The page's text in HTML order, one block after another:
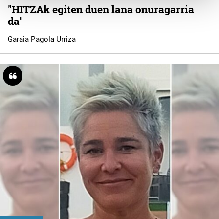
Guk eta gure bazkideek zure datu pertsonalak
prozesatzen ditugu, zure IP zenbakia, besteak beste,
neurtzeko, jendeari buruzko informazioa biltzeko eta
produktuak garatzeko. Zure datuak nork eta zertarako
erabiltzen dituen hauta dezakezu.
Bazkide batzuek ez dizute baimenik eskatzen, eta beren
interes komertzial legitimoetan babesten dira. Ikusi gure
bazkideen zerrenda, beren ustez zein helburutarako
duten interes legitimoa eta horren aurka nola egin
dezakezun ikusteko.
Lortu zure datu pertsonalak prozesatzeko moduari
buruzko informazio gehiago eta ezarri zure lehentasunak
datuen atalean. Edozein unetan alda edo ken dezakezu
"HITZAk egiten duen lana onuragarria
da"
Garaia Pagola Urriza